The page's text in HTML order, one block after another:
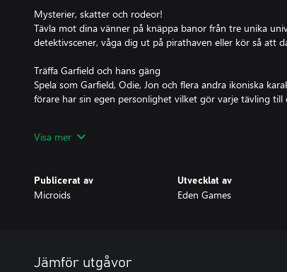
Mysterier, skatter och rodeor!
Tävla mot dina vänner på knäppa banor från tre unika
detektivscener, våga dig ut på pirathaven eller kör så att
Träffa Garfield och hans gäng
Spela som Garfield, Odie, Jon och flera andra ikoniska
förare har sin egen personlighet vilket gör varje tävling till
Spela mot upp till åtta spelare online världen över eller ha
Anpassningsbara kartar
Visa mer
Publicerat av
Microids
Utvecklat av
Eden Games
Jämför utgåvor